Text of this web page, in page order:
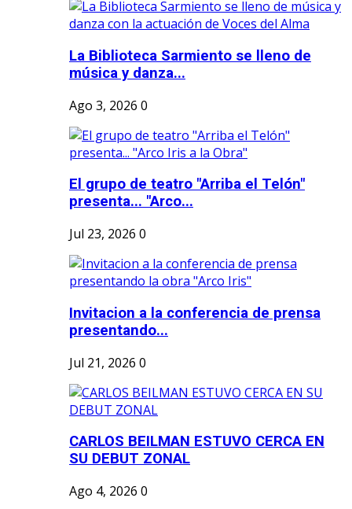
La Biblioteca Sarmiento se lleno de
música y danza...
Ago 3, 2026 0
El grupo de teatro "Arriba el Telón"
presenta... "Arco...
Jul 23, 2026 0
Invitacion a la conferencia de prensa
presentando...
Jul 21, 2026 0
CARLOS BEILMAN ESTUVO CERCA EN
SU DEBUT ZONAL
Ago 4, 2026 0